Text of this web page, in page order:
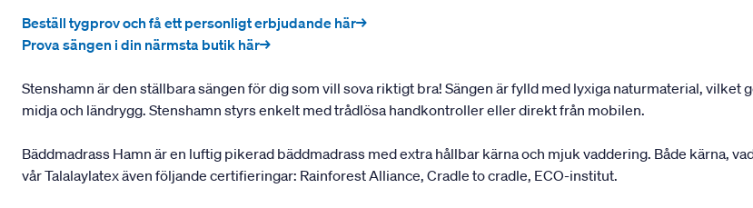
Beställ tygprov och få ett personligt erbjudande här→
Prova sängen i din närmsta butik här→
Stenshamn är den ställbara sängen för dig som vill sova riktigt bra! Sängen är fylld med lyxiga naturmaterial, vilket
midja och ländrygg. Stenshamn styrs enkelt med trådlösa handkontroller eller direkt från mobilen.
Bäddmadrass Hamn är en luftig pikerad bäddmadrass med extra hållbar kärna och mjuk vaddering. Både kärna,
vår Talalaylatex även följande certifieringar: Rainforest Alliance, Cradle to cradle, ECO-institut.